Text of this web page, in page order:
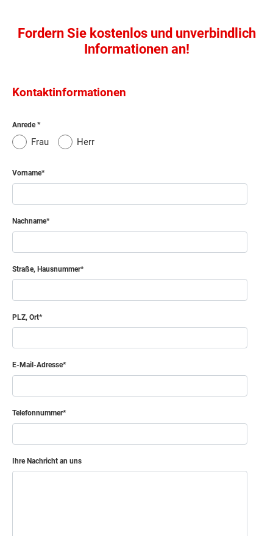
Fordern Sie kostenlos und unverbindlich
Informationen an!
Kontaktinformationen
Anrede
Frau Herr
Vorname
Nachname
Straße, Hausnummer
PLZ, Ort
E-Mail-Adresse
Telefonnummer
Ihre Nachricht an uns